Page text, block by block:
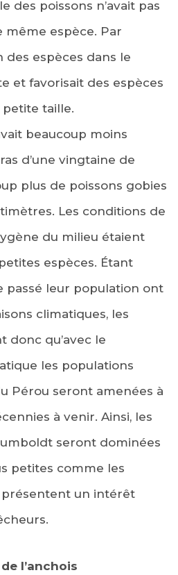
des poissons n’avait pas
même espèce. Par
espèces dans le
et favorisait des espèces
petite taille.
beaucoup moins
d’une vingtaine de
plus de poissons gobies
Les conditions de
du milieu étaient
espèces. Étant
passé leur population ont
climatiques, les
donc qu’avec le
les populations
Pérou seront amenées à
à venir. Ainsi, les
seront dominées
petites comme les
présentent un intérêt
l’anchois